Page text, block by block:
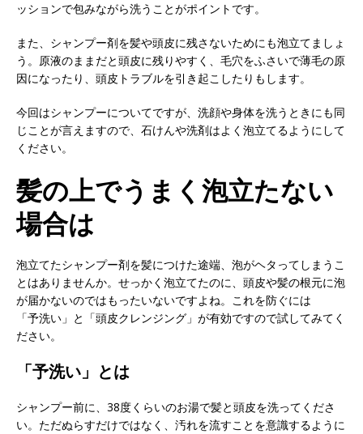
ッションで包みながら洗うことがポイントです。
また、シャンプー剤を髪や頭皮に残さないためにも泡立てましょ
う。原液のままだと頭皮に残りやすく、毛穴をふさいで薄毛の原
因になったり、頭皮トラブルを引き起こしたりもします。
今回はシャンプーについてですが、洗顔や身体を洗うときにも同
じことが言えますので、石けんや洗剤はよく泡立てるようにして
ください。
髪の上でうまく泡立たない
場合は
泡立てたシャンプー剤を髪につけた途端、泡がヘタってしまうこ
とはありませんか。せっかく泡立てたのに、頭皮や髪の根元に泡
が届かないのではもったいないですよね。これを防ぐには
「予洗い」と「頭皮クレンジング」が有効ですので試してみてく
ださい。
「予洗い」とは
シャンプー前に、38度くらいのお湯で髪と頭皮を洗ってくださ
い。ただぬらすだけではなく、汚れを流すことを意識するように